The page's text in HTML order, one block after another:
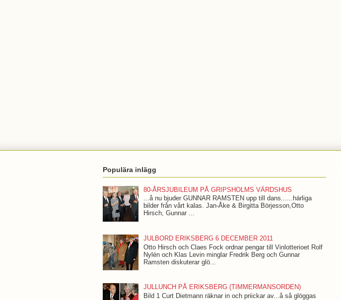
Populära inlägg
80-ÅRSJUBILEUM PÅ GRIPSHOLMS VÄRDSHUS
...å nu bjuder GUNNAR RAMSTEN upp till dans......härliga
bilder från vårt kalas. Jan-Åke & Birgitta Börjesson,Otto
Hirsch, Gunnar ...
JULBORD ERIKSBERG 6 DECEMBER 2011
Otto Hirsch och Claes Fock ordnar pengar till Vinlotterioet Rolf
Nylén och Klas Levin minglar Fredrik Berg och Gunnar
Ramsten diskuterar glö...
JULLUNCH PÅ ERIKSBERG (TIMMERMANSORDEN)
Bild 1 Curt Dietmann räknar in och priickar av...å så glöggas